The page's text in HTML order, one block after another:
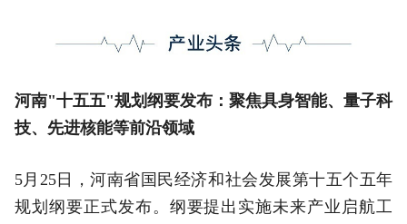
河南"十五五"规划纲要发布：聚焦具身智能、量子科
技、先进核能等前沿领域
5月25日，河南省国民经济和社会发展第十五个五年
规划纲要正式发布。纲要提出实施未来产业启航工